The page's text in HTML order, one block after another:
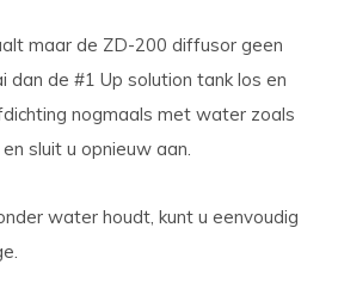
maar de ZD-200 diffusor geen
dan de #1 Up solution tank los en
nogmaals met water zoals
sluit u opnieuw aan.
water houdt, kunt u eenvoudig